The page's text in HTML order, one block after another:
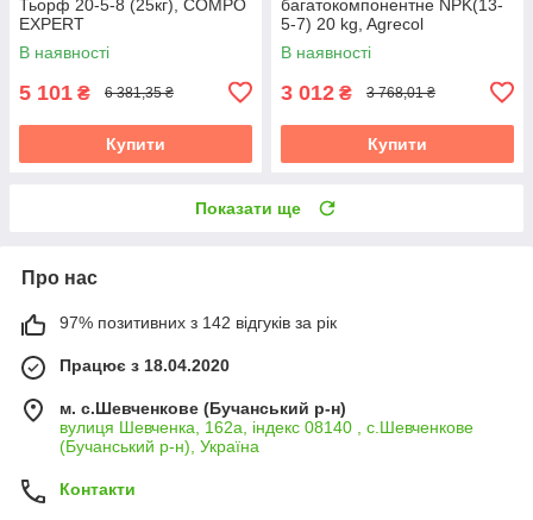
Тьорф 20-5-8 (25кг), COMPO
EXPERT
В наявності
5 101 ₴ 6 381,35 ₴
Купити
багатокомпонентне NPK(13-
5-7) 20 kg, Agrecol
В наявності
3 012 ₴ 3 768,01 ₴
Купити
Показати ще
Про нас
97% позитивних з 142 відгуків за рік
Працює з 18.04.2020
м. с.Шевченкове (Бучанський р-н)
вулиця Шевченка, 162а, індекс 08140 , с.Шевченкове
(Бучанський р-н), Україна
Контакти